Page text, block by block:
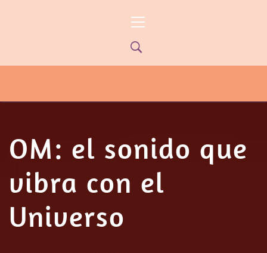
principal
ONCE PARANÁ YOUTUBE/PYPNEWS –
OM: el sonido que
vibra con el
Universo